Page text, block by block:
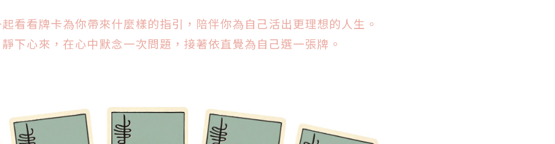
看看牌卡為你帶來什麼樣的指引，陪伴你為自己活出更理想的人生。
下心來，在心中默念一次問題，接著依直覺為自己選一張牌。